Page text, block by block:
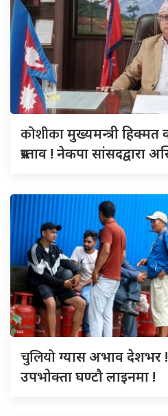
कोशीकामुख्यमन्त्री हिक्मत
प्रस्ताव ! नेकपा सांसदद्वारा
चुलियोग्यास अभाव देशभर
उपभोक्ता घण्टौ लाइनमा !